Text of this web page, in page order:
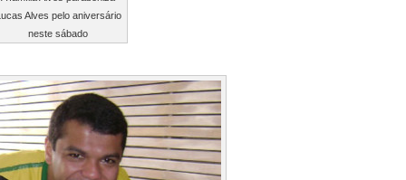
Alves pelo aniversário
neste sábado